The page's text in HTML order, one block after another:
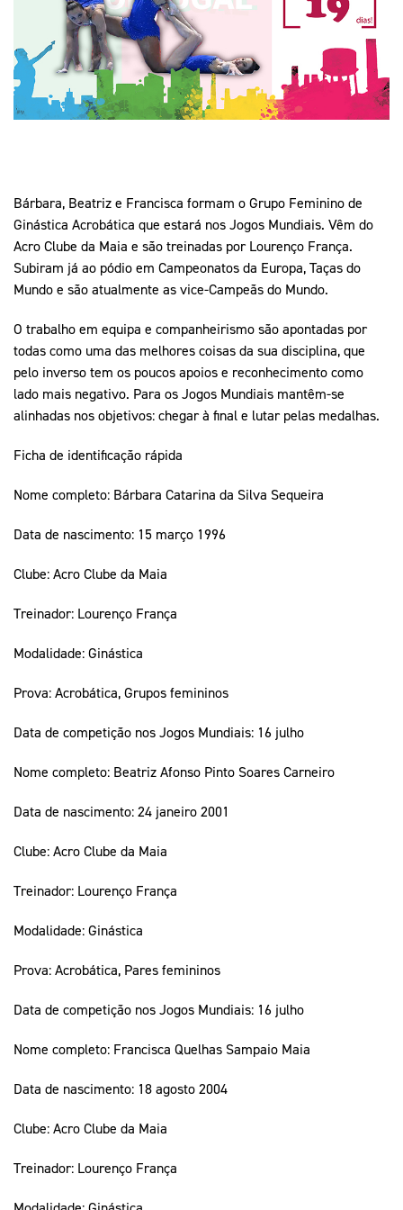
Marketing
Media
Documentos
Contactos
Arquivo Histórico
Educação Olímpica
Equipa Portugal
Educação
Equipa Portugal
Arquivo Histórico
Educação Olímpica
Equipa Portugal
Bárbara, Beatriz e Francisca formam o Grupo Feminino de
Ginástica Acrobática que estará nos Jogos Mundiais. Vêm do
Acro Clube da Maia e são treinadas por Lourenço França.
Subiram já ao pódio em Campeonatos da Europa, Taças do
Mundo e são atualmente as vice-Campeãs do Mundo.
O trabalho em equipa e companheirismo são apontadas por
todas como uma das melhores coisas da sua disciplina, que
pelo inverso tem os poucos apoios e reconhecimento como
lado mais negativo. Para os Jogos Mundiais mantêm-se
alinhadas nos objetivos: chegar à final e lutar pelas medalhas.
Ficha de identificação rápida
Nome completo: Bárbara Catarina da Silva Sequeira
Data de nascimento: 15 março 1996
Clube: Acro Clube da Maia
Treinador: Lourenço França
Modalidade: Ginástica
Prova: Acrobática, Grupos femininos
Data de competição nos Jogos Mundiais: 16 julho
Nome completo: Beatriz Afonso Pinto Soares Carneiro
Data de nascimento: 24 janeiro 2001
Clube: Acro Clube da Maia
Treinador: Lourenço França
Modalidade: Ginástica
Prova: Acrobática, Pares femininos
Data de competição nos Jogos Mundiais: 16 julho
Nome completo: Francisca Quelhas Sampaio Maia
Data de nascimento: 18 agosto 2004
Clube: Acro Clube da Maia
Treinador: Lourenço França